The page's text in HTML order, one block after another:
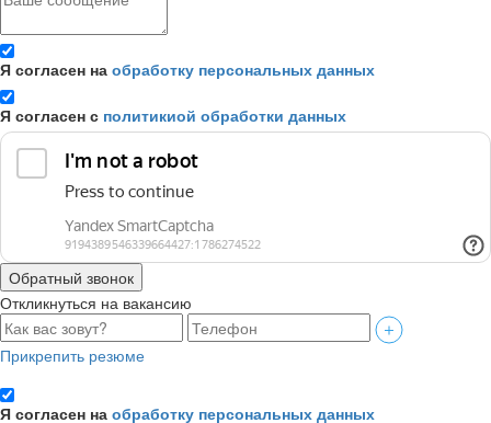
Я согласен на обработку персональных данных
Я согласен с политикиой обработки данных
Обратный звонок
Откликнуться на вакансию
Прикрепить резюме
Я согласен на обработку персональных данных